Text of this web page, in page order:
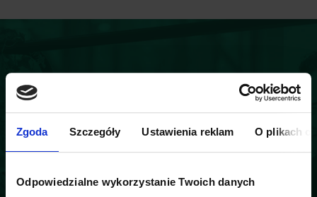
Zgoda Szczegóły Ustawienia reklam O plikach
Odpowiedzialne wykorzystanie Twoich danych